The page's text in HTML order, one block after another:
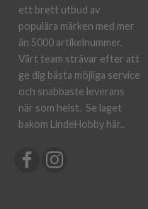
ett brett utbud av
populära märken med mer
än 5000 artikelnummer.
Vårt team strävar efter att
ge dig bästa möjliga service
och snabbaste leverans
när som helst. Se laget
bakom LindeHobby här..